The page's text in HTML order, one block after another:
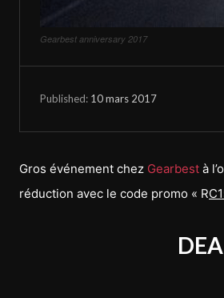
Gearbest anniversary 2017
Published: 10 mars 2017
Gros événement chez Gearbest à
réduction avec le code promo « R